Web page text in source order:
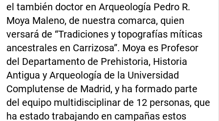
el también doctor en Arqueología Pedro R.
Moya Maleno, de nuestra comarca, quien
versará de “Tradiciones y topografías míticas
ancestrales en Carrizosa”. Moya es Profesor
del Departamento de Prehistoria, Historia
Antigua y Arqueología de la Universidad
Complutense de Madrid, y ha formado parte
del equipo multidisciplinar de 12 personas, que
ha estado trabajando en campañas estos